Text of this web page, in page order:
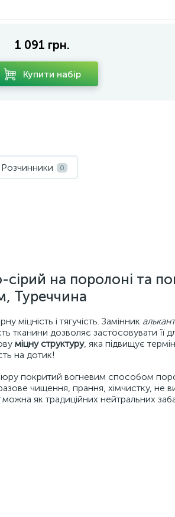
1 091 грн.
Купити набір
Розчинники 0
на поролоні та
Туреччина
міцність і тягучість. Замінник
тканини дозволяє застосовувати її
міцну структуру, яка підвищує термін
на дотик!
покритий вогневим способом
чищення, прання, хімчистку, не
можна як традиційних нейтральних